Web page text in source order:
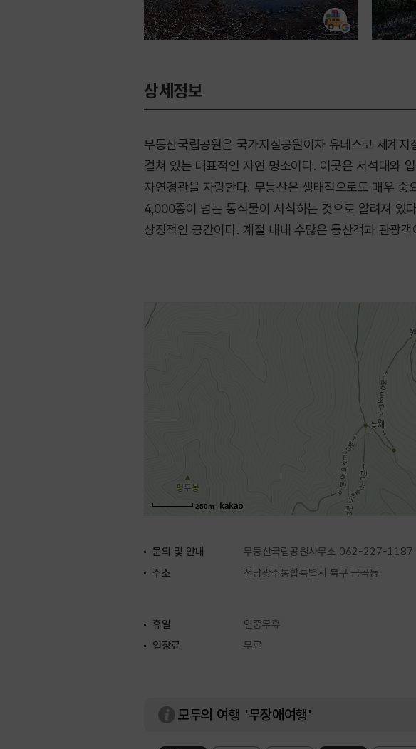
상세정보
무등산국립공원은 국가지질공원이자 유네스코 세계
걸쳐 있는 대표적인 자연 명소이다. 이곳은 서석대와
자연경관을 자랑한다. 무등산은 생태적으로도 매우
4,000종이 넘는 동식물이 서식하는 것으로 알려져 있
상징적인 공간이다. 계절 내내 수많은 등산객과 관광
250m
문의 및 안내 무등산국립공원사무소 062-227-1187
주소
전남광주통합특별시 북구 금곡동
휴일
연중무휴
입장료
무료
모두의 여행 '무장애여행'